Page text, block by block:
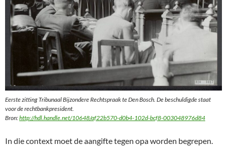
Eerste zitting Tribunaal Bijzondere Rechtspraak te Den Bosch. De beschuldigde staat
voor de rechtbankpresident.
Bron:http://hdl.handle.net/10648/af22b570-d0b4-102d-bcf8-003048976d84
In die context moet de aangifte tegen opa worden begrepen.